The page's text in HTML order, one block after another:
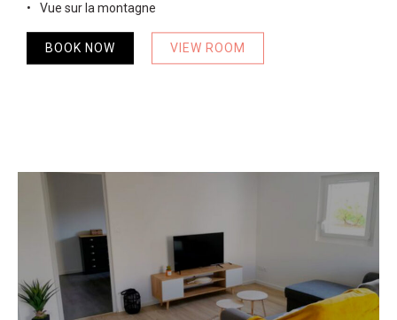
Vue sur la montagne
VIEW ROOM
BOOK NOW